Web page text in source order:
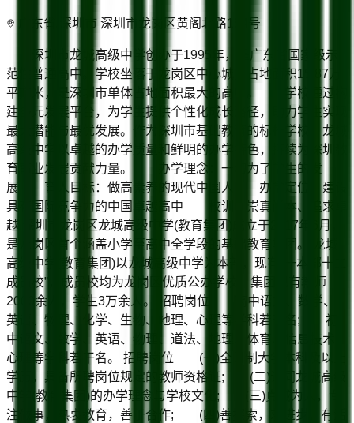
广东省/深圳市 深圳市龙岗区黄阁北路154号
深圳市龙城高级中学创办于1995年，是广东省国家级示
范性普通高中。学校坐落于龙岗区中心城，占地面积15.87万
平方米，是深圳市单体占地面积最大的高中。 学校通过构
建多元发展平台，为学生提供个性化成长路径，助力学生实现
最大潜能与最优发展。作为深圳市基础教育的标杆学校，龙城
高级中学以卓越的办学质量和鲜明的办学特色，持续为深圳教
育事业发展贡献力量。 办学理念：一切为了学生的发
展 育人目标：做高素养的现代中国人 办学定位：建设
具有国际竞争力的中国卓越高中 校训：崇真尚本、追求卓
越 深圳市龙岗区龙城高级中学(教育集团)成立于2017年6月，
是龙岗区首个涵盖小学至高中全学段的基础教育集团。 龙城
高级中学(教育集团)以龙城高级中学为本部，现有“一本部十二
成员校”，成员校均为龙岗区优质公办学校，集团现有教师
2000余人，学生3万余人。 招聘岗位 高中语文、数学、
英语、物理、化学、生物、地理、心理等学科若干名; 初
中语文、数学、英语、物理、道法、地理、体育、信息技术、
心理等学科若干名。 招聘岗位 (一)全日制大学本科及以上
学历，具备所聘岗位规定的教师资格证; (二)认同龙城高级
中学(教育集团)的办学理念与学校文化; (三)真诚为人，专
注做事，热衷教育，善于合作; (四)善探索，求进步，有活